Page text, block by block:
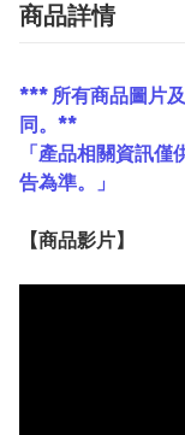
商品詳情
*** 所有商品圖片
同。**
「產品相關資訊
告為準。」
【商品影片】